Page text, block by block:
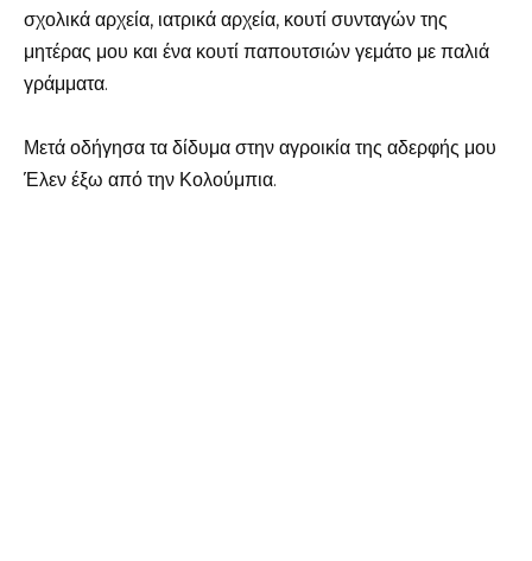
σχολικά αρχεία, ιατρικά αρχεία, κουτί συνταγών της
μητέρας μου και ένα κουτί παπουτσιών γεμάτο με παλιά
γράμματα.
Μετά οδήγησα τα δίδυμα στην αγροικία της αδερφής μου
Έλεν έξω από την Κολούμπια.